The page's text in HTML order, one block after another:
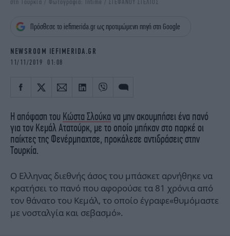
iBOOKS
ΖΩΔΙΑ
OSCARS
NEWSLETTER
στη Τουρκία / Φωτογραφία: Intime / ΣΤΕΦΑΝΟΥ ΣΤΕΛΙΟΣ
Πρόσθεσε το iefimerida.gr ως προτιμώμενη πηγή στη Google
NEWSROOM IEFIMERIDA.GR
11/11/2019 01:08
Η απόφαση του Κώστα Σλούκα να μην ακουμπήσει ένα πανό
για τον Κεμάλ Ατατούρκ, με το οποίο μπήκαν στο παρκέ οι
παίκτες της Φενέρμπαχτσε, προκάλεσε αντιδράσεις στην
Τουρκία.
Ο Ελληνας διεθνής άσος του μπάσκετ αρνήθηκε να
κρατήσει το πανό που αφορούσε τα 81 χρόνια από
τον θάνατο του Κεμάλ, το οποίο έγραφε«θυμόμαστε
με νοσταλγία και σεβασμό».